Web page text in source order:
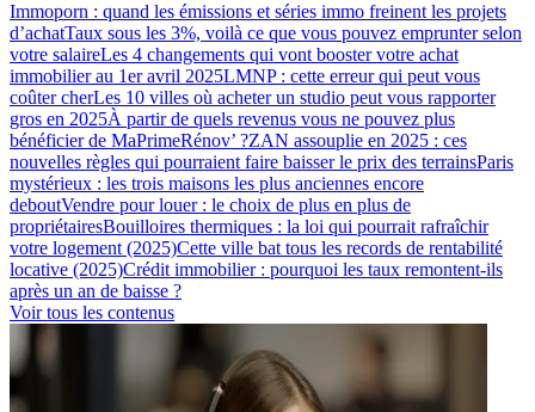
Immoporn : quand les émissions et séries immo freinent les projets
d’achatTaux sous les 3%, voilà ce que vous pouvez emprunter selon
votre salaireLes 4 changements qui vont booster votre achat
immobilier au 1er avril 2025LMNP : cette erreur qui peut vous
coûter cherLes 10 villes où acheter un studio peut vous rapporter
gros en 2025À partir de quels revenus vous ne pouvez plus
bénéficier de MaPrimeRénov’ ?ZAN assouplie en 2025 : ces
nouvelles règles qui pourraient faire baisser le prix des terrainsParis
mystérieux : les trois maisons les plus anciennes encore
deboutVendre pour louer : le choix de plus en plus de
propriétairesBouilloires thermiques : la loi qui pourrait rafraîchir
votre logement (2025)Cette ville bat tous les records de rentabilité
locative (2025)Crédit immobilier : pourquoi les taux remontent-ils
après un an de baisse ?
Voir tous les contenus